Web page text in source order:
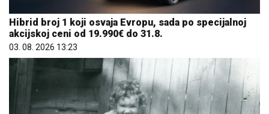
Hibrid broj 1 koji osvaja Evropu, sada po specijalnoj
akcijskoj ceni od 19.990€ do 31.8.
03. 08. 2026 13:23